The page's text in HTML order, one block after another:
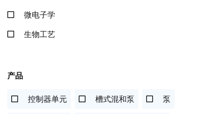
微电子学
生物工艺
产品
控制器单元 槽式混和泵 泵